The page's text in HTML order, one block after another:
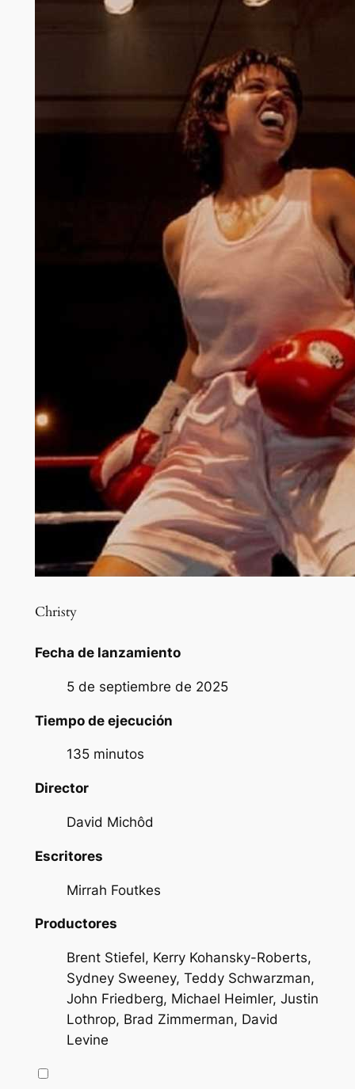
Christy
Fecha de lanzamiento
5 de septiembre de 2025
Tiempo de ejecución
135 minutos
Director
David Michôd
Escritores
Mirrah Foutkes
Productores
Brent Stiefel, Kerry Kohansky-Roberts,
Sydney Sweeney, Teddy Schwarzman,
John Friedberg, Michael Heimler, Justin
Lothrop, Brad Zimmerman, David
Levine